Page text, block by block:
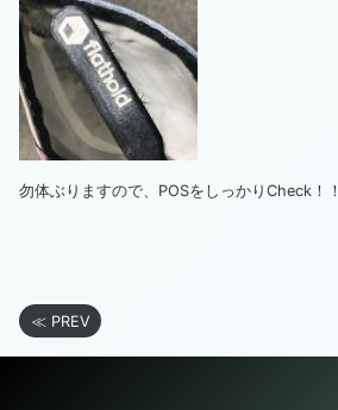
勿体ぶりますので、 POSをしっかりCheck！！
≪ PREV